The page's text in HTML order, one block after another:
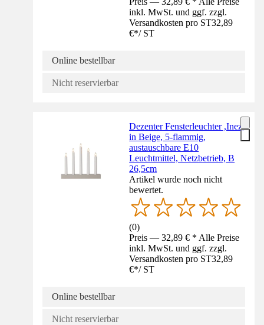
inkl. MwSt. und ggf. zzgl.
Versandkosten pro ST32,89
€*/ ST
Online bestellbar
Nicht reservierbar
Dezenter Fensterleuchter ,Inez'
in Beige, 5-flammig,
austauschbare E10
Leuchtmittel, Netzbetrieb, B
26,5cm
Artikel wurde noch nicht
bewertet.
(0)
Preis — 32,89 € * Alle Preise
inkl. MwSt. und ggf. zzgl.
Versandkosten pro ST32,89
€*/ ST
Online bestellbar
Nicht reservierbar